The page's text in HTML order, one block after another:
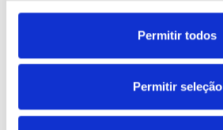
Permitir todos
Permitir seleção